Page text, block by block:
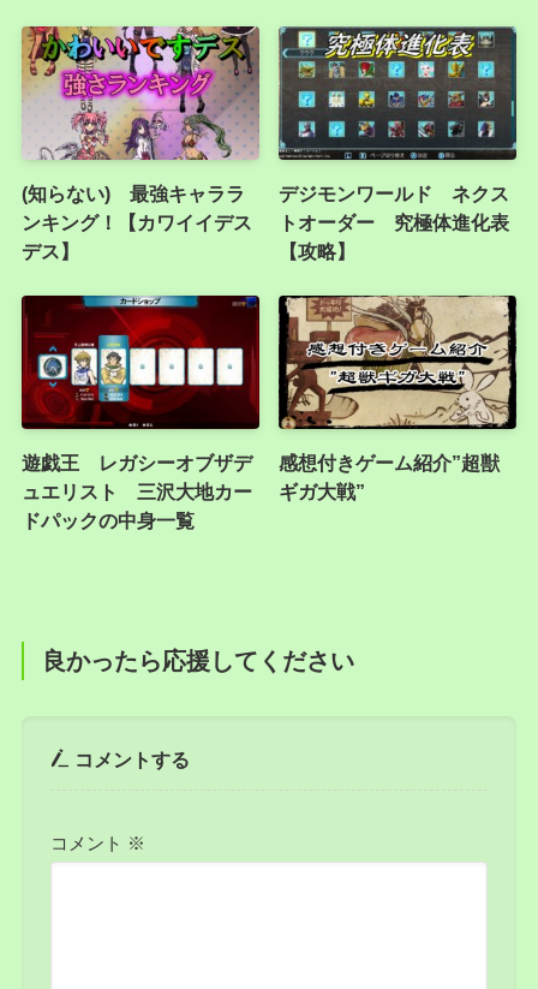
(知らない) 最強キャララ
ンキング！【カワイイデス
デス】
デジモンワールド ネクス
トオーダー 究極体進化表
【攻略】
遊戯王 レガシーオブザデ
ュエリスト 三沢大地カー
ドパックの中身一覧
感想付きゲーム紹介”超獣
ギガ大戦”
良かったら応援してください
コメントする
コメント ※